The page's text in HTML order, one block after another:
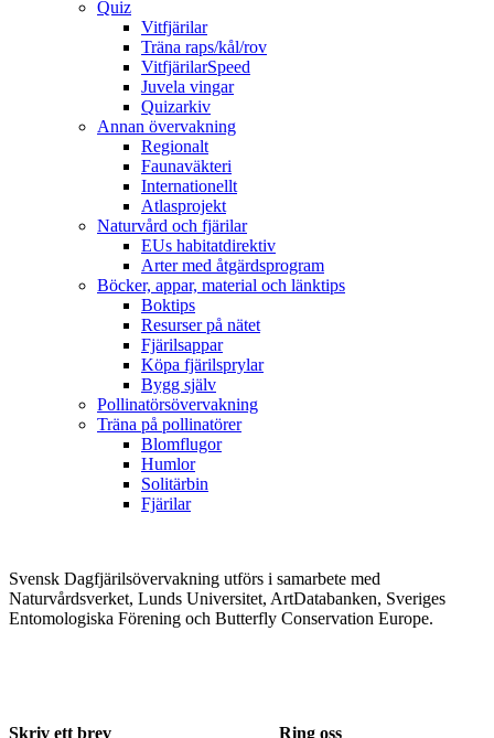
Quiz
Vitfjärilar
Träna raps/kål/rov
VitfjärilarSpeed
Juvela vingar
Quizarkiv
Annan övervakning
Regionalt
Faunaväkteri
Internationellt
Atlasprojekt
Naturvård och fjärilar
EUs habitatdirektiv
Arter med åtgärdsprogram
Böcker, appar, material och länktips
Boktips
Resurser på nätet
Fjärilsappar
Köpa fjärilsprylar
Bygg själv
Pollinatörsövervakning
Träna på pollinatörer
Blomflugor
Humlor
Solitärbin
Fjärilar
Svensk Dagfjärilsövervakning utförs i samarbete med
Naturvårdsverket, Lunds Universitet, ArtDatabanken, Sveriges
Entomologiska Förening och Butterfly Conservation Europe.
Skriv ett brev Ring oss